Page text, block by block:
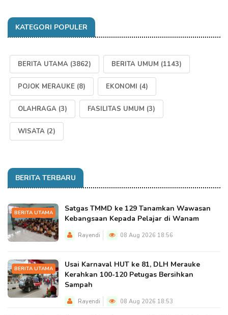
KATEGORI POPULER
BERITA UTAMA (3862) BERITA UMUM (1143)
POJOK MERAUKE (8) EKONOMI (4)
OLAHRAGA (3) FASILITAS UMUM (3)
WISATA (2)
BERITA TERBARU
BERITA UTAMA
Satgas TMMD ke 129 Tanamkan Wawasan
Kebangsaan Kepada Pelajar di Wanam
Rayendi 08 Aug 2026 18:56
BERITA UTAMA
Usai Karnaval HUT ke 81, DLH Merauke
Kerahkan 100-120 Petugas Bersihkan
Sampah
Rayendi 08 Aug 2026 18:53